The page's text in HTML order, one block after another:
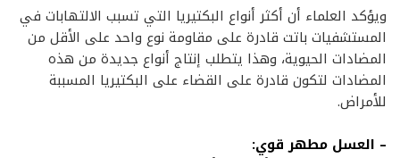
ويؤكد العلماء أن أكثر أنواع البكتيريا التي تسبب الالتهابات في
المستشفيات باتت قادرة على مقاومة نوع واحد على الأقل من
المضادات الحيوية، وهذا يتطلب إنتاج أنواع جديدة من هذه
المضادات لتكون قادرة على القضاء على البكتيريا المسببة
للأمراض.
– العسل مطهر قوي: